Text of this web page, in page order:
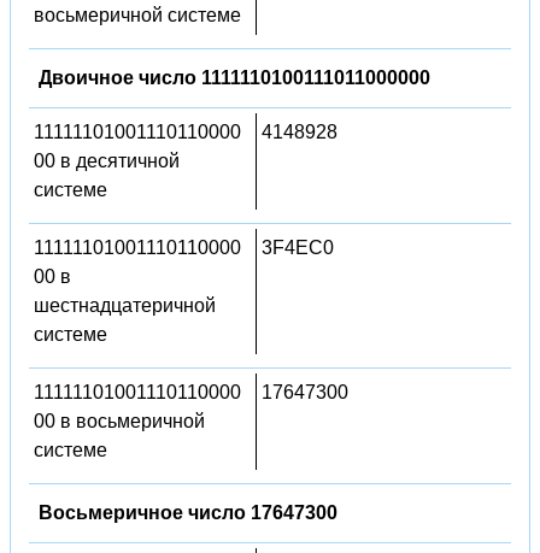
восьмеричной системе
Двоичное число 1111110100111011000000
11111101001110110000
00 в десятичной
системе
4148928
11111101001110110000
00 в
шестнадцатеричной
системе
3F4EC0
11111101001110110000
00 в восьмеричной
системе
17647300
Восьмеричное число 17647300